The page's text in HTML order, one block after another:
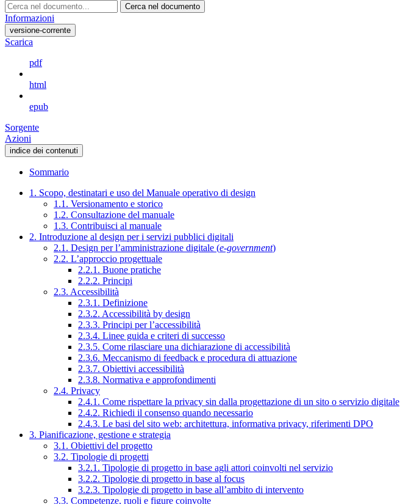
Cerca nel documento
Informazioni
versione-corrente
Scarica
pdf
html
epub
Sorgente
Azioni
indice dei contenuti
Sommario
1. Scopo, destinatari e uso del Manuale operativo di design
1.1. Versionamento e storico
1.2. Consultazione del manuale
1.3. Contribuisci al manuale
2. Introduzione al design per i servizi pubblici digitali
2.1. Design per l’amministrazione digitale (e-government)
2.2. L’approccio progettuale
2.2.1. Buone pratiche
2.2.2. Principi
2.3. Accessibilità
2.3.1. Definizione
2.3.2. Accessibilità by design
2.3.3. Principi per l’accessibilità
2.3.4. Linee guida e criteri di successo
2.3.5. Come rilasciare una dichiarazione di accessibilità
2.3.6. Meccanismo di feedback e procedura di attuazione
2.3.7. Obiettivi accessibilità
2.3.8. Normativa e approfondimenti
2.4. Privacy
2.4.1. Come rispettare la privacy sin dalla progettazione di un sito o servizio digitale
2.4.2. Richiedi il consenso quando necessario
2.4.3. Le basi del sito web: architettura, informativa privacy, riferimenti DPO
3. Pianificazione, gestione e strategia
3.1. Obiettivi del progetto
3.2. Tipologie di progetti
3.2.1. Tipologie di progetto in base agli attori coinvolti nel servizio
3.2.2. Tipologie di progetto in base al focus
3.2.3. Tipologie di progetto in base all’ambito di intervento
3.3. Competenze, ruoli e figure coinvolte